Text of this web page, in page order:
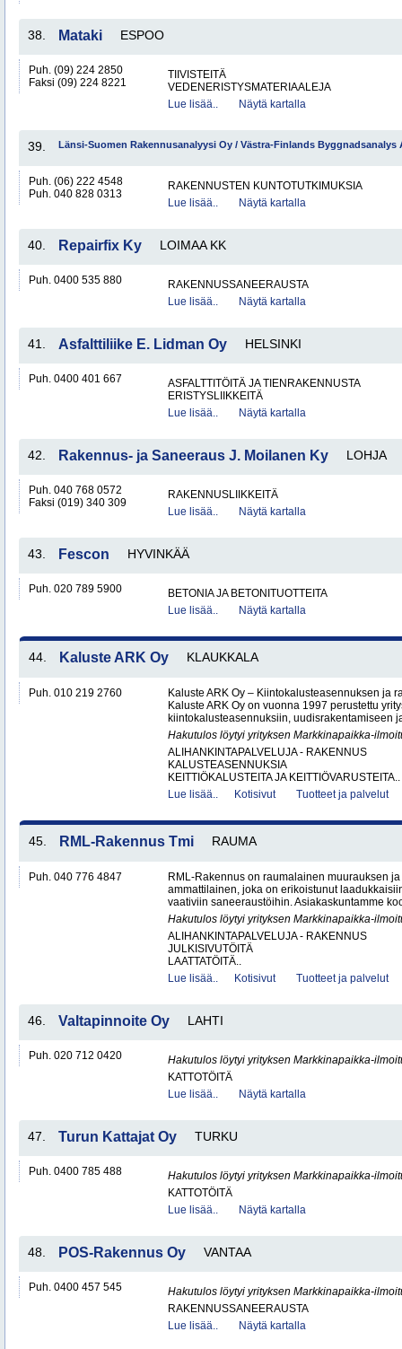
38. Mataki ESPOO
Puh. (09) 224 2850
Faksi (09) 224 8221
TIIVISTEITÄ
VEDENERISTYSMATERIAALEJA
Lue lisää..
Näytä kartalla
39. Länsi-Suomen Rakennusanalyysi Oy / Västra-Finlands Byggnadsanalys
Puh. (06) 222 4548
Puh. 040 828 0313
RAKENNUSTEN KUNTOTUTKIMUKSIA
Lue lisää..
Näytä kartalla
40. Repairfix Ky LOIMAA KK
Puh. 0400 535 880
RAKENNUSSANEERAUSTA
Lue lisää..
Näytä kartalla
41. Asfalttiliike E. Lidman Oy HELSINKI
Puh. 0400 401 667
ASFALTTITÖITÄ JA TIENRAKENNUSTA
ERISTYSLIIKKEITÄ
Lue lisää..
Näytä kartalla
42. Rakennus- ja Saneeraus J. Moilanen Ky LOHJA
Puh. 040 768 0572
Faksi (019) 340 309
RAKENNUSLIIKKEITÄ
Lue lisää..
Näytä kartalla
43. Fescon HYVINKÄÄ
Puh. 020 789 5900
BETONIA JA BETONITUOTTEITA
Lue lisää..
Näytä kartalla
44. Kaluste ARK Oy KLAUKKALA
Puh. 010 219 2760
Kaluste ARK Oy – Kiintokalusteasennuksen ja
Kaluste ARK Oy on vuonna 1997 perustettu
kiintokalusteasennuksiin, uudisrakentamiseen
Hakutulos löytyi yrityksen Markkinapaikka-
ALIHANKINTAPALVELUJA - RAKENNUS
KALUSTEASENNUKSIA
KEITTIÖKALUSTEITA JA KEITTIÖVARUSTEITA..
Lue lisää..
Kotisivut Tuotteet ja palvelut
45. RML-Rakennus Tmi RAUMA
Puh. 040 776 4847
RML-Rakennus on raumalainen muurauksen
ammattilainen, joka on erikoistunut
vaativiin saneeraustöihin. Asiakaskuntamme
Hakutulos löytyi yrityksen Markkinapaikka-
ALIHANKINTAPALVELUJA - RAKENNUS
JULKISIVUTÖITÄ
LAATTATÖITÄ..
Lue lisää..
Kotisivut Tuotteet ja palvelut
46. Valtapinnoite Oy LAHTI
Puh. 020 712 0420
Hakutulos löytyi yrityksen Markkinapaikka-
KATTOTÖITÄ
Lue lisää..
Näytä kartalla
47. Turun Kattajat Oy TURKU
Puh. 0400 785 488
Hakutulos löytyi yrityksen Markkinapaikka-
KATTOTÖITÄ
Lue lisää..
Näytä kartalla
48. POS-Rakennus Oy VANTAA
Puh. 0400 457 545
Hakutulos löytyi yrityksen Markkinapaikka-
RAKENNUSSANEERAUSTA
Lue lisää..
Näytä kartalla